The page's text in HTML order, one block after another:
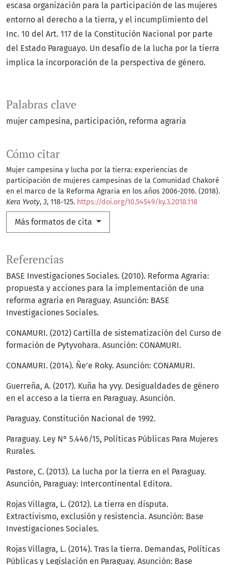
Palabras clave
mujer campesina participación reforma agraria
Cómo citar
Mujer campesina y lucha por la tierra: experiencias de
participación de mujeres campesinas de la Comunidad Chakoré
en el marco de la Reforma Agraria en los años 2006-2016. (2018).
Kera Yvoty, 3, 118-125. https://doi.org/10.54549/ky.3.2018.118
Más formatos de cita
escasa organización para la participación de las mujeres
entorno al derecho a la tierra, y el incumplimiento del
Inc. 10 del Art. 117 de la Constitución Nacional por parte
del Estado Paraguayo. Un desafío de la lucha por la tierra
implica la incorporación de la perspectiva de género.
Referencias
BASE Investigaciones Sociales. (2010). Reforma Agraria:
propuesta y acciones para la implementación de una
reforma agraria en Paraguay. Asunción: BASE
Investigaciones Sociales.
CONAMURI. (2012) Cartilla de sistematización del Curso de
formación de Pytyvohara. Asunción: CONAMURI.
CONAMURI. (2014). Ñe’e Roky. Asunción: CONAMURI.
Guerreña, A. (2017). Kuña ha yvy. Desigualdades de género
en el acceso a la tierra en Paraguay. Asunción.
Paraguay. Constitución Nacional de 1992.
Paraguay. Ley N° 5.446/15, Políticas Públicas Para Mujeres
Rurales.
Pastore, C. (2013). La lucha por la tierra en el Paraguay.
Asunción, Paraguay: Intercontinental Editora.
Rojas Villagra, L. (2012). La tierra en disputa.
Extractivismo, exclusión y resistencia. Asunción: Base
Investigaciones Sociales.
Rojas Villagra, L. (2014). Tras la tierra. Demandas, Políticas
Públicas y Legislación en Paraguay. Asunción: Base